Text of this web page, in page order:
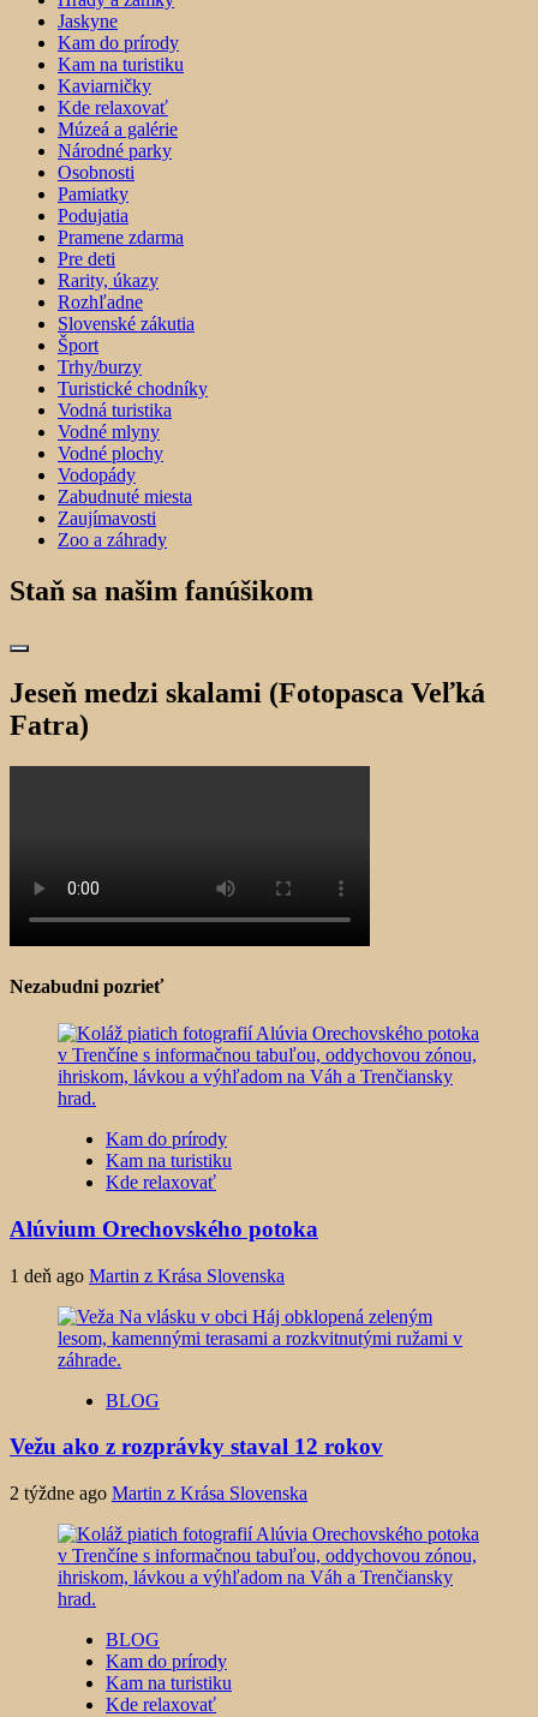
Jaskyne
Kam do prírody
Kam na turistiku
Kaviarničky
Kde relaxovať
Múzeá a galérie
Národné parky
Osobnosti
Pamiatky
Podujatia
Pramene zdarma
Pre deti
Rarity, úkazy
Rozhľadne
Slovenské zákutia
Šport
Trhy/burzy
Turistické chodníky
Vodná turistika
Vodné mlyny
Vodné plochy
Vodopády
Zabudnuté miesta
Zaujímavosti
Zoo a záhrady
Staň sa našim fanúšikom
Jeseň medzi skalami (Fotopasca Veľká
Fatra)
Nezabudni pozrieť
Kam do prírody
Kam na turistiku
Kde relaxovať
Alúvium Orechovského potoka
1 deň ago Martin z Krása Slovenska
BLOG
Vežu ako z rozprávky staval 12 rokov
2 týždne ago Martin z Krása Slovenska
BLOG
Kam do prírody
Kam na turistiku
Kde relaxovať